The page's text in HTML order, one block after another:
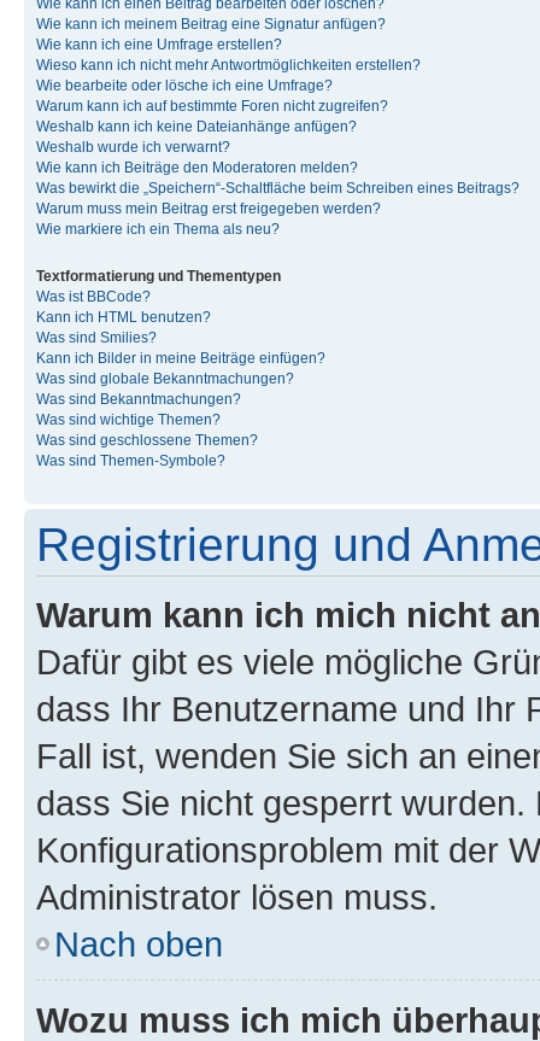
Wie kann ich einen Beitrag bearbeiten oder löschen?
Wie kann ich meinem Beitrag eine Signatur anfügen?
Wie kann ich eine Umfrage erstellen?
Wieso kann ich nicht mehr Antwortmöglichkeiten erstellen?
Wie bearbeite oder lösche ich eine Umfrage?
Warum kann ich auf bestimmte Foren nicht zugreifen?
Weshalb kann ich keine Dateianhänge anfügen?
Weshalb wurde ich verwarnt?
Wie kann ich Beiträge den Moderatoren melden?
Was bewirkt die „Speichern“-Schaltfläche beim Schreiben eines Beitrags?
Warum muss mein Beitrag erst freigegeben werden?
Wie markiere ich ein Thema als neu?
Textformatierung und Thementypen
Was ist BBCode?
Kann ich HTML benutzen?
Was sind Smilies?
Kann ich Bilder in meine Beiträge einfügen?
Was sind globale Bekanntmachungen?
Was sind Bekanntmachungen?
Was sind wichtige Themen?
Was sind geschlossene Themen?
Was sind Themen-Symbole?
Registrierung und
Warum kann ich mich nicht
Dafür gibt es viele mögliche
dass Ihr Benutzername und Ihr
Fall ist, wenden Sie sich an
dass Sie nicht gesperrt
Konfigurationsproblem mit der
Administrator lösen muss.
Nach oben
Wozu muss ich mich